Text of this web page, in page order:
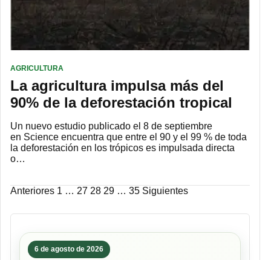
AGRICULTURA
La agricultura impulsa más del
90% de la deforestación tropical
Un nuevo estudio publicado el 8 de septiembre
en Science encuentra que entre el 90 y el 99 % de toda
la deforestación en los trópicos es impulsada directa
o…
Paginación
de
Anteriores 1 … 27 28 29 … 35 Siguientes
6 de agosto de 2026